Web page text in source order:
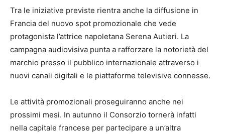
Tra le iniziative previste rientra anche la diffusione in
Francia del nuovo spot promozionale che vede
protagonista l’attrice napoletana Serena Autieri. La
campagna audiovisiva punta a rafforzare la notorietà del
marchio presso il pubblico internazionale attraverso i
nuovi canali digitali e le piattaforme televisive connesse.
Le attività promozionali proseguiranno anche nei
prossimi mesi. In autunno il Consorzio tornerà infatti
nella capitale francese per partecipare a un’altra